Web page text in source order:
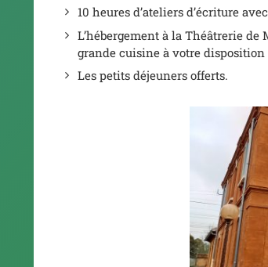
10 heures d’ateliers d’écriture
L’hébergement à la Théâtrerie
grande cuisine à votre
Les petits déjeuners offerts.